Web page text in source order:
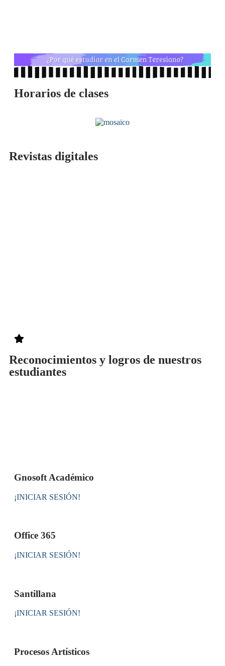
Horarios de clases
Revistas digitales
Reconocimientos y logros de nuestros
estudiantes
Gnosoft Académico
¡INICIAR SESIÓN!
Office 365
¡INICIAR SESIÓN!
Santillana
¡INICIAR SESIÓN!
Procesos Artísticos